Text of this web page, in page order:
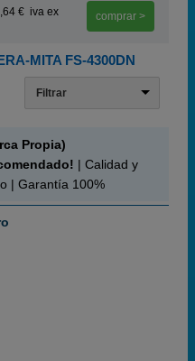
€ iva ex comprar >
MITA FS-4300DN
Filtrar
Propia)
| Calidad y
| Garantía 100%